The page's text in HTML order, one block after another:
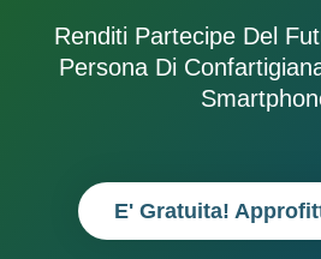
Renditi Partecipe Del
Persona Di
E' Gratuita!